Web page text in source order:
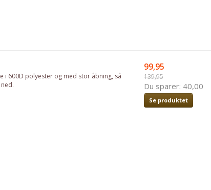
i 600D polyester og med stor åbning, så
99,95
139,95
Du sparer: 40,00
Se produktet